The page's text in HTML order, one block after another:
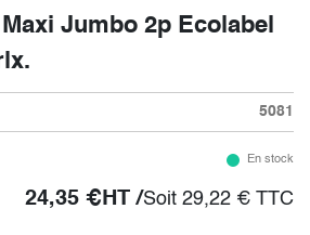
Jumbo 2p Ecolabel
5081
En stock
24,35 €HT /Soit 29,22 € TTC